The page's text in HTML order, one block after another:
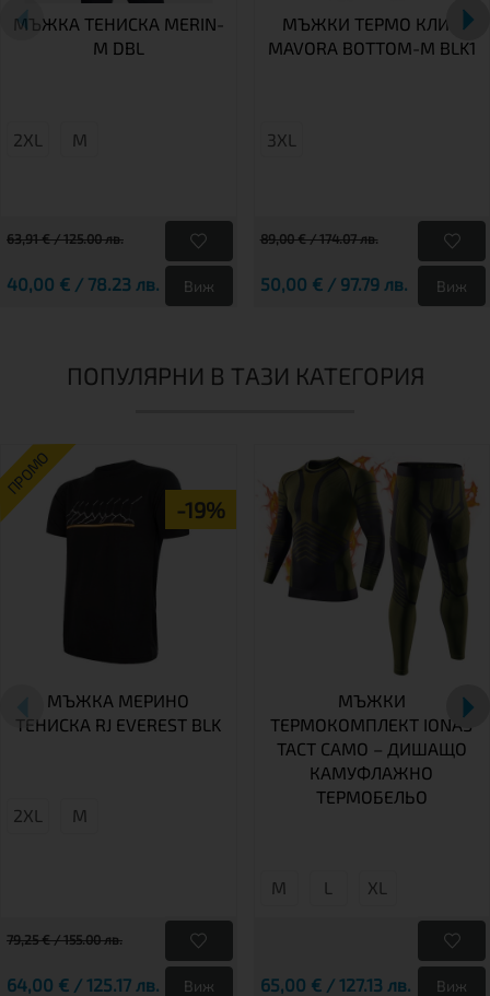
МЪЖКА ТЕНИСКА MERIN-
M DBL
2XL M
63,91 € / 125.00 лв.
40,00 € / 78.23 лв. Виж
МЪЖКИ ТЕРМО КЛИН
MAVORA BOTTOM-M BLK1
3XL
89,00 € / 174.07 лв.
50,00 € / 97.79 лв. Виж
ПОПУЛЯРНИ В ТАЗИ КАТЕГОРИЯ
ПРОМО
-19%
МЪЖКА МЕРИНО
ТЕНИСКА RJ EVEREST BLK
2XL М
79,25 € / 155.00 лв.
64,00 € / 125.17 лв. Виж
МЪЖКИ
ТЕРМОКОМПЛЕКТ IONAS
TACT CAMO – ДИШАЩО
КАМУФЛАЖНО
ТЕРМОБЕЛЬО
М L XL
65,00 € / 127.13 лв. Виж